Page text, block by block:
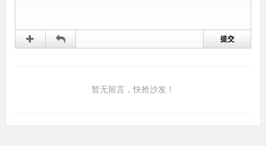
暂无留言，快抢沙发！